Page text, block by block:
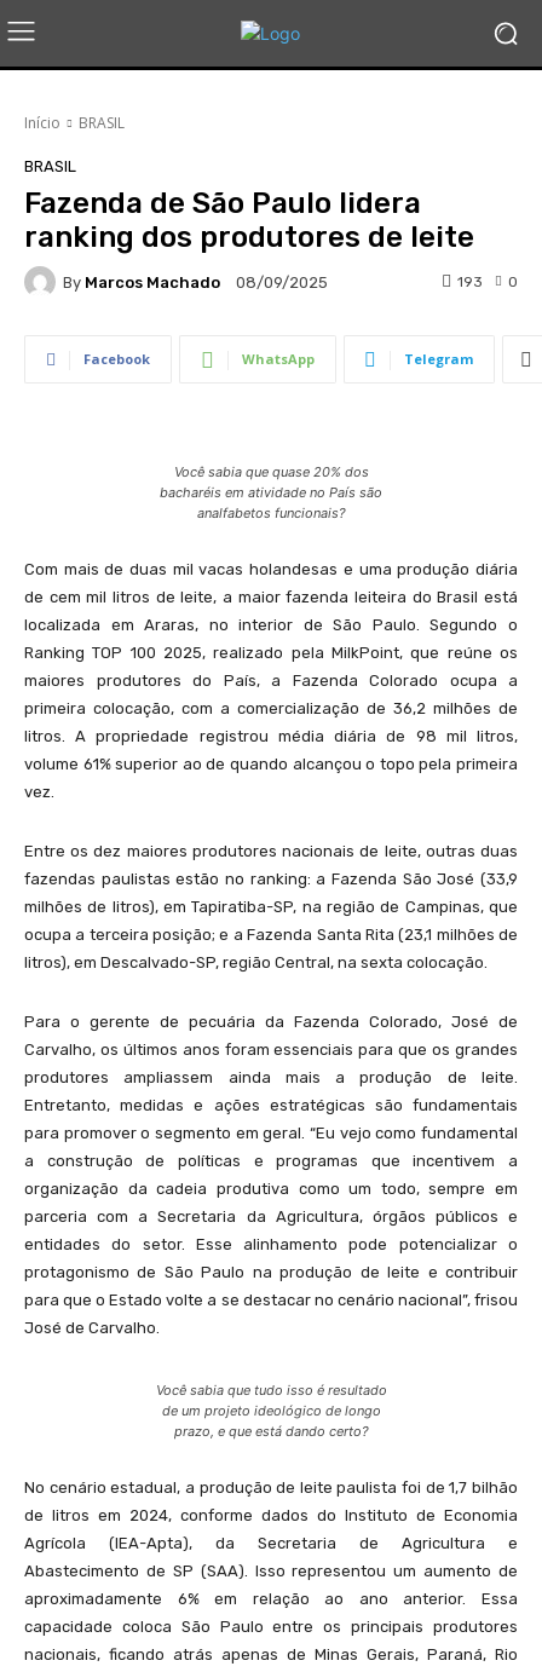
Início BRASIL
BRASIL
Fazenda de São Paulo lidera
ranking dos produtores de leite
By Marcos Machado 08/09/2025 0
193
Facebook WhatsApp Telegram
Você sabia que quase 20% dos
bacharéis em atividade no País são
analfabetos funcionais?
Com mais de duas mil vacas holandesas e uma produção diária
de cem mil litros de leite, a maior fazenda leiteira do Brasil está
localizada em Araras, no interior de São Paulo. Segundo o
Ranking TOP 100 2025, realizado pela MilkPoint, que reúne os
maiores produtores do País, a Fazenda Colorado ocupa a
primeira colocação, com a comercialização de 36,2 milhões de
litros. A propriedade registrou média diária de 98 mil litros,
volume 61% superior ao de quando alcançou o topo pela primeira
vez.
Entre os dez maiores produtores nacionais de leite, outras duas
fazendas paulistas estão no ranking: a Fazenda São José (33,9
milhões de litros), em Tapiratiba-SP, na região de Campinas, que
ocupa a terceira posição; e a Fazenda Santa Rita (23,1 milhões de
litros), em Descalvado-SP, região Central, na sexta colocação.
Para o gerente de pecuária da Fazenda Colorado, José de
Carvalho, os últimos anos foram essenciais para que os grandes
produtores ampliassem ainda mais a produção de leite.
Entretanto, medidas e ações estratégicas são fundamentais
para promover o segmento em geral. “Eu vejo como fundamental
a construção de políticas e programas que incentivem a
organização da cadeia produtiva como um todo, sempre em
parceria com a Secretaria da Agricultura, órgãos públicos e
entidades do setor. Esse alinhamento pode potencializar o
protagonismo de São Paulo na produção de leite e contribuir
para que o Estado volte a se destacar no cenário nacional”, frisou
José de Carvalho.
Você sabia que tudo isso é resultado
de um projeto ideológico de longo
prazo, e que está dando certo?
No cenário estadual, a produção de leite paulista foi de 1,7 bilhão
de litros em 2024, conforme dados do Instituto de Economia
Agrícola (IEA-Apta), da Secretaria de Agricultura e
Abastecimento de SP (SAA). Isso representou um aumento de
aproximadamente 6% em relação ao ano anterior. Essa
capacidade coloca São Paulo entre os principais produtores
nacionais, ficando atrás apenas de Minas Gerais, Paraná, Rio